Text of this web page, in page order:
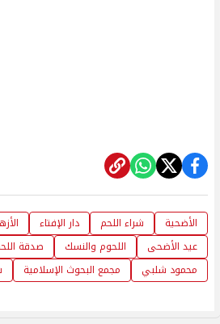
الأضحية شراء اللحم دار الإفتاء
عيد الأضحى
اللحوم والنسك صدقة
محمود شلبي
مجمع البحوث الإسلامية